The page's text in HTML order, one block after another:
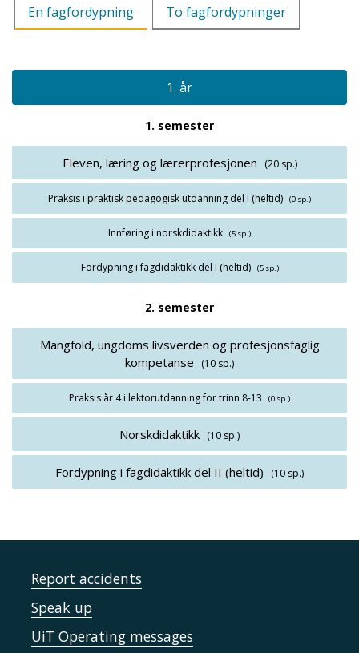
En fagfordypning To fagfordypninger
1. år
1. semester
Eleven, læring og lærerprofesjonen (20 sp.)
Praksis i praktisk pedagogisk utdanning del I (heltid) (0 sp.)
Innføring i norskdidaktikk (5 sp.)
Fordypning i fagdidaktikk del I (heltid) (5 sp.)
2. semester
Mangfold, ungdoms livsverden og profesjonsfaglig
kompetanse
(10 sp.)
Praksis år 4 i lektorutdanning for trinn 8-13 (0 sp.)
Norskdidaktikk (10 sp.)
Fordypning i fagdidaktikk del II (heltid) (10 sp.)
Report accidents
Speak up
UiT Operating messages